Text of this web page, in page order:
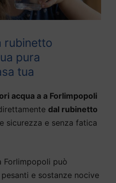
rubinetto
pura
tua
acqua a a Forlimpopoli
dal rubinetto
sicurezza e senza fatica
Forlimpopoli può
e sostanze nocive